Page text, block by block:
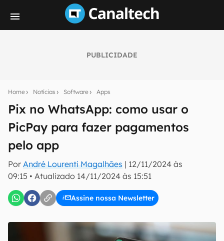
PUBLICIDADE
Home Notícias Software Apps
Pix no WhatsApp: como usar o
PicPay para fazer pagamentos
pelo app
Por André Lourenti Magalhães | 12/11/2024 às
09:15 • Atualizado 14/11/2024 às 15:51
Assine nossa Newsletter
notícias e reviews sobre tecnologia em primeira
E-mail
inscreva-se
Confirmo que li, aceito e concordo com os Termos de
Uso e Política de Privacidade do Canaltech.